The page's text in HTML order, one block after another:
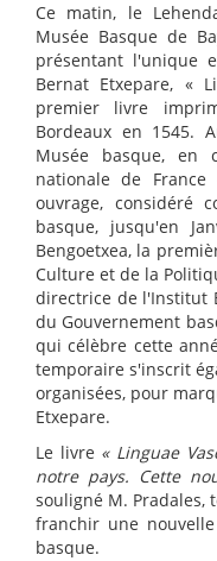
Ce matin, le
Musée Basque de
présentant l'unique
Bernat Etxepare, «
premier livre
Bordeaux en 1545.
Musée basque, en
nationale de
ouvrage, considéré
basque, jusqu'en
Bengoetxea, la
Culture et de la
directrice de l'Institut
du Gouvernement
qui célèbre cette
temporaire s'inscrit
organisées, pour
Etxepare.
Le livre « Linguae
notre pays. Cette
souligné M. Pradales,
franchir une
basque.